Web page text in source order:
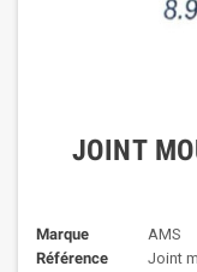
JOINT
Marque
AMS
Référence
Joint